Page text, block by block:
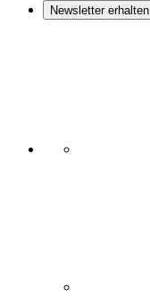
Newsletter erhalten